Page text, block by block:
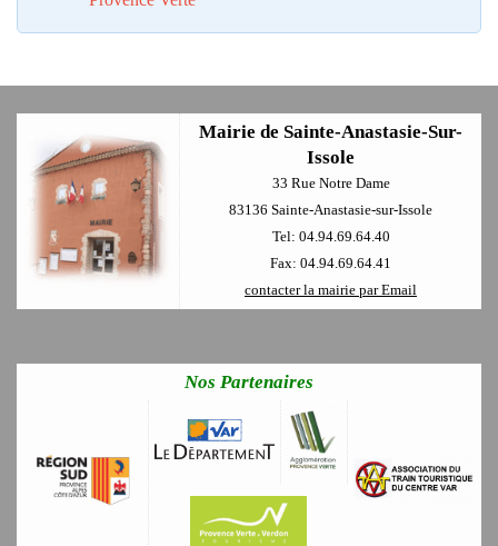
Mairie de Sainte-Anastasie-Sur-
Issole
33 Rue Notre Dame
83136 Sainte-Anastasie-sur-Issole
Tel: 04.94.69.64.40
Fax: 04.94.69.64.41
contacter la mairie par Email
Nos Partenaires